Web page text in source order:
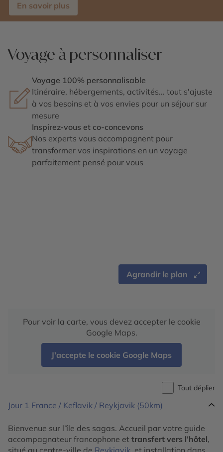
En savoir plus
Voyage à personnaliser
Voyage 100% personnalisable
Itinéraire, hébergements, activités... tout s'ajuste
à vos besoins et à vos envies pour un séjour sur
mesure
Inspirez-vous et co-concevons
Nos experts vous accompagnent pour
transformer vos inspirations en un voyage
parfaitement pensé pour vous
Agrandir le plan
Pour voir la carte, vous devez accepter le cookie
Google Maps.
J'accepte le cookie Google Maps
Tout déplier
Jour 1 France / Keflavik / Reykjavik (50km)
Bienvenue sur l’île des sagas. Accueil par votre guide
accompagnateur francophone et transfert vers l’hôtel,
situé au centre-ville de Reykjavik, et installation dans